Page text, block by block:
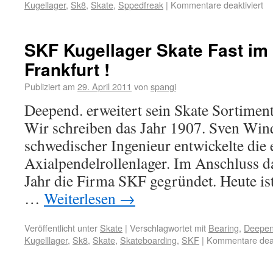
Kugellager, Sk8, Skate, Sppedfreak | Kommentare deaktiviert
SKF Kugellager Skate Fast
Frankfurt !
Publiziert am 29. April 2011 von spangi
Deepend. erweitert sein Skate
Wir schreiben das Jahr 1907. Sven
schwedischer Ingenieur entwickelte die
Axialpendelrollenlager. Im Anschluss
Jahr die Firma SKF gegründet. Heute
… Weiterlesen →
Veröffentlicht unter Skate | Verschlagwortet mit Bearing,
Kugelllager, Sk8, Skate, Skateboarding, SKF | Kommentare